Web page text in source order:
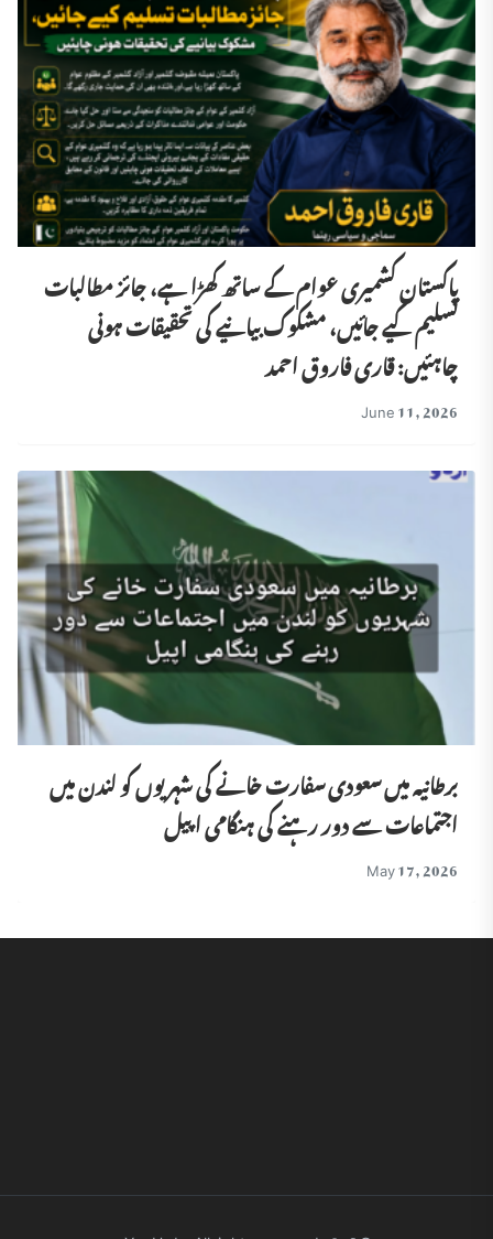
پاکستان کشمیری عوام کے ساتھ کھڑا ہے، جائز مطالبات
تسلیم کیے جائیں، مشکوک بیانیے کی تحقیقات ہونی
چاہئیں: قاری فاروق احمد
June 11, 2026
برطانیہ میں سعودی سفارت خانے کی شہریوں کو لندن میں
اجتماعات سے دور رہنے کی ہنگامی اپیل
May 17, 2026